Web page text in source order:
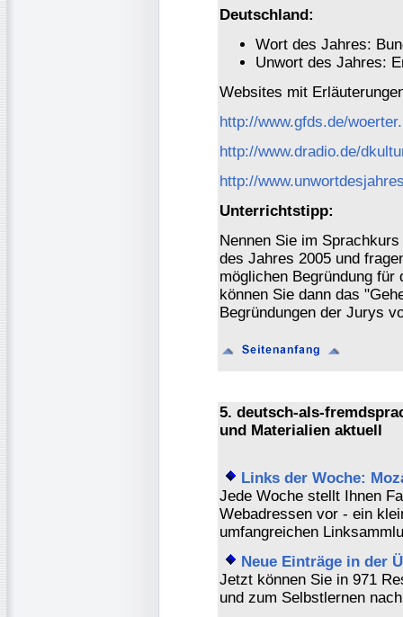
Deutschland:
Wort des Jahres:
Unwort des Jahres:
Websites mit
http://www.gfds.de/
http://www.dradio.de/
http://
Unterrichtstipp:
Nennen Sie im
des Jahres 2005 und
möglichen Begründung
können Sie dann das
Begründungen der Jurys
5. deutsch-als-
und Materialien aktuell
Links der Woche:
Jede Woche stellt Ihnen
Webadressen vor - ein
umfangreichen
Neue Einträge in der
Jetzt können Sie in 971
und zum Selbstlernen